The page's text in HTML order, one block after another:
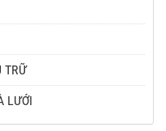
TRỮ
LƯỚI